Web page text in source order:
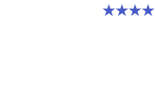
4.3 จาก 5 ดาว 9 รีวิว